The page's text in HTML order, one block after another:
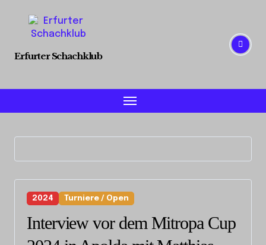
content
Erfurter Schachklub
2024 Turniere / Open
Interview vor dem Mitropa Cup